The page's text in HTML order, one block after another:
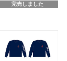
完売しました